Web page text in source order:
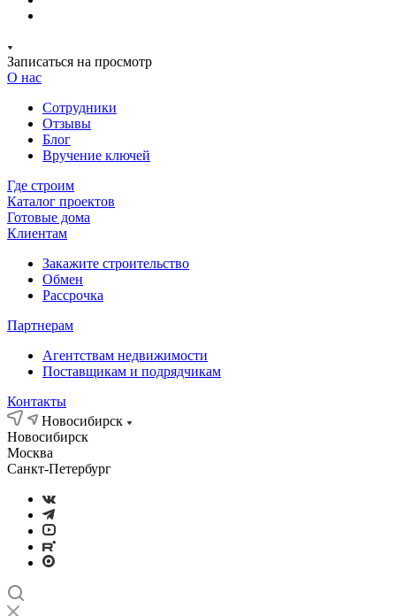
Записаться на просмотр
О нас
Сотрудники
Отзывы
Блог
Вручение ключей
Где строим
Каталог проектов
Готовые дома
Клиентам
Закажите строительство
Обмен
Рассрочка
Партнерам
Агентствам недвижимости
Поставщикам и подрядчикам
Контакты
Новосибирск
Новосибирск
Москва
Санкт-Петербург